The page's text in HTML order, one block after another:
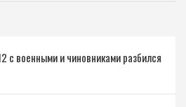
с военными и чиновниками разбился